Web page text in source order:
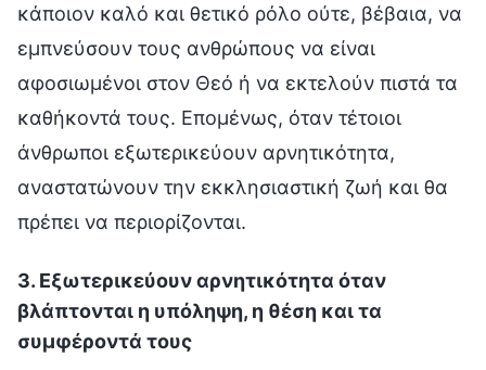
κάποιον καλό και θετικό ρόλο ούτε, βέβαια, να
εμπνεύσουν τους ανθρώπους να είναι
αφοσιωμένοι στον Θεό ή να εκτελούν πιστά τα
καθήκοντά τους. Επομένως, όταν τέτοιοι
άνθρωποι εξωτερικεύουν αρνητικότητα,
αναστατώνουν την εκκλησιαστική ζωή και θα
πρέπει να περιορίζονται.
3. Εξωτερικεύουν αρνητικότητα όταν
βλάπτονται η υπόληψη, η θέση και τα
συμφέροντά τους